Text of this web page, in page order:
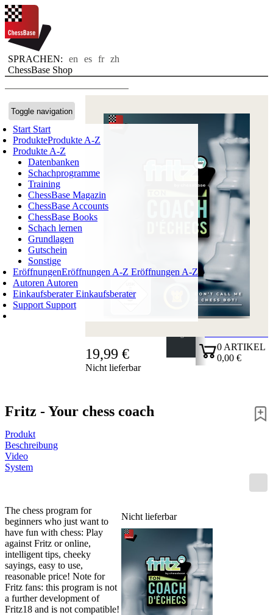
SPRACHEN: en es fr zh
ChessBase Shop
Toggle navigation
Start Start
ProdukteProdukte A-Z
Produkte A-Z
Datenbanken
Schachprogramme
Training
ChessBase Magazin
ChessBase Accounts
ChessBase Books
Schach lernen
Grundlagen
Gutschein
Sonstige
EröffnungenEröffnungen A-Z Eröffnungen A-Z
Autoren Autoren
EinkaufsberaterEinkaufsberater
Support Support
0 ARTIKEL
0,00 €
19,99 €
Nicht lieferbar
Fritz - Your chess coach
Produkt
Beschreibung
Video
System
Nicht lieferbar
The chess program for
beginners who just want to
have fun with chess: Play
against Fritz or online,
intelligent tips, cheeky
sayings, easy to use,
reasonable price! Note for
Fritz fans: this program is not
a further development of
Fritz18 and is not compatible!